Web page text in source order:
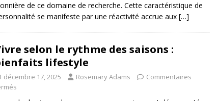
de ce domaine de recherche. Cette caractéristique de
se manifeste par une réactivité accrue aux […]
selon le rythme des saisons :
lifestyle
décembre 17, 2025 Rosemary Adams
Commentaires